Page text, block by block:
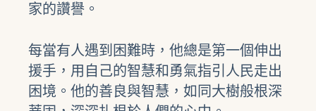
家的讚譽。
每當有人遇到困難時，他總是第一個伸出
援手，用自己的智慧和勇氣指引人民走出
困境。他的善良與智慧，如同大樹般根深